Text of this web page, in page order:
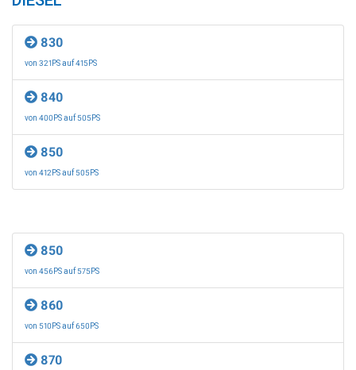
830
von 321PS auf 415PS
840
von 400PS auf 505PS
850
von 412PS auf 505PS
850
von 456PS auf 575PS
860
von 510PS auf 650PS
870